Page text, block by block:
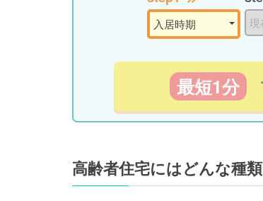
最短1分
高齢者住宅にはどんな種